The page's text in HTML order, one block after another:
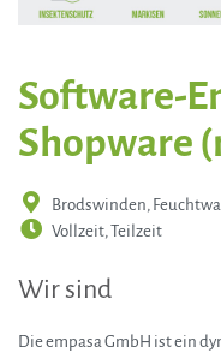
Software-
Shopware
Brodswinden,
Vollzeit, Teilzeit
Wir sind
Die empasa GmbH ist ein